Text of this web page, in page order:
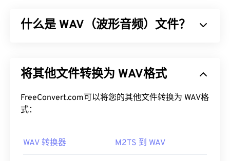
被较新的MPEG-1 音频层 II (MP2)、
MPEG-1 音频层
文件的最佳选择，而且该播放器还具有跨平台运行的
优势。
Media Player
Awave Studio、Winamp
jetAudio。
什么是 WAV（波形音频）文件？
式 (RIFF)进行迭代的成果。WAV 文件比M4A
MP3
使用。然而，它们的音质确实优于 M4A 和 MP3。
打开 WAV 文件的默认播放器是 Windows Media
将其他文件转换为 WAV格式
FreeConvert.com可以将您的其他文件转换为 WAV格
式：
WAV 转换器 M2TS 到 WAV